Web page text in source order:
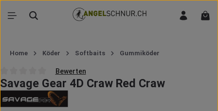
Zum Hauptinhalt springen
Home Köder Softbaits Gummiköder
Durchschnittliche Bewertung von 0 von 5 Sternen
Bewerten
Savage Gear 4D Craw Red Craw